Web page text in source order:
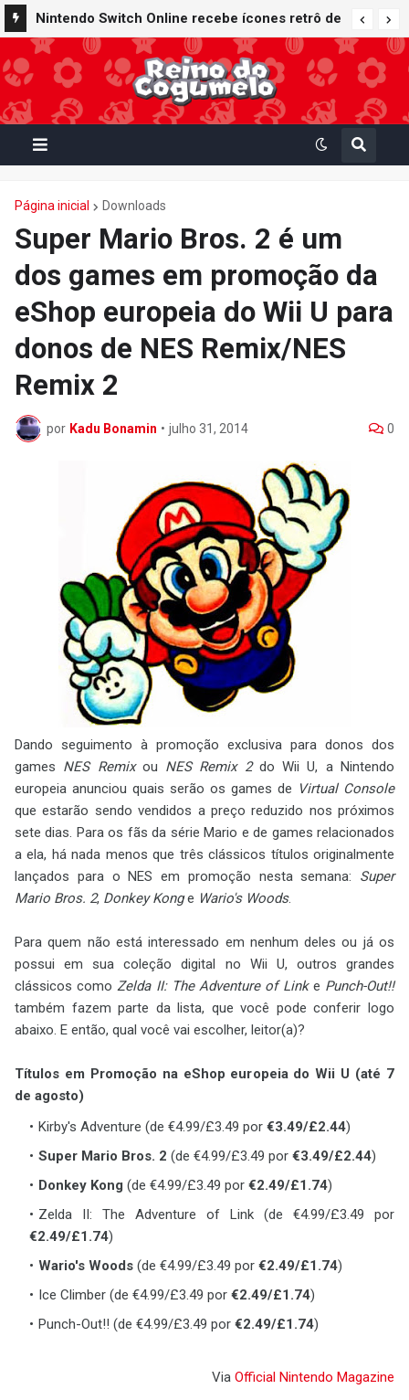
Nintendo Switch Online recebe ícones retrô de
Mario Paint (SNES) e Mario Kart: Super Circuit
(GBA)
Página inicial Downloads
Super Mario Bros. 2 é um
dos games em promoção da
eShop europeia do Wii U para
donos de NES Remix/NES
Remix 2
por Kadu Bonamin • julho 31, 2014 0
Dando seguimento à promoção exclusiva para donos dos
games NES Remixou NES Remix 2do Wii U, a Nintendo
europeia anunciou quais serão os games de Virtual Console
que estarão sendo vendidos a preço reduzido nos próximos
sete dias. Para os fãs da série Mario e de games relacionados
a ela, há nada menos que três clássicos títulos originalmente
lançados para o NES em promoção nesta semana: Super
Mario Bros. 2, Donkey Konge Wario's Woods.
Para quem não está interessado em nenhum deles ou já os
possui em sua coleção digital no Wii U, outros grandes
clássicos comoZelda II: The Adventure of Linke Punch-Out!!
também fazem parte da lista, que você pode conferir logo
abaixo. E então, qual você vai escolher, leitor(a)?
Títulos em Promoção na eShop europeia do Wii U (até 7
de agosto)
Kirby's Adventure (de €4.99/£3.49 por €3.49/£2.44)
Super Mario Bros. 2 (de €4.99/£3.49 por €3.49/£2.44)
Donkey Kong (de €4.99/£3.49 por €2.49/£1.74)
Zelda II: The Adventure of Link (de €4.99/£3.49 por
€2.49/£1.74)
Wario's Woods (de €4.99/£3.49 por €2.49/£1.74)
Ice Climber (de €4.99/£3.49 por €2.49/£1.74)
Punch-Out!! (de €4.99/£3.49 por €2.49/£1.74)
Via Official Nintendo Magazine